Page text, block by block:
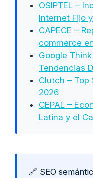
OSIPTEL –
Internet Fijo
CAPECE –
commerce
Google
Tendencias
Clutch – Top
2026
CEPAL –
Latina y el
🔗 SEO